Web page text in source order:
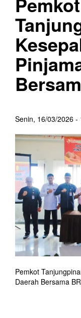
Senin, 16/03/2026 -
Pemkot
Daerah Bersama